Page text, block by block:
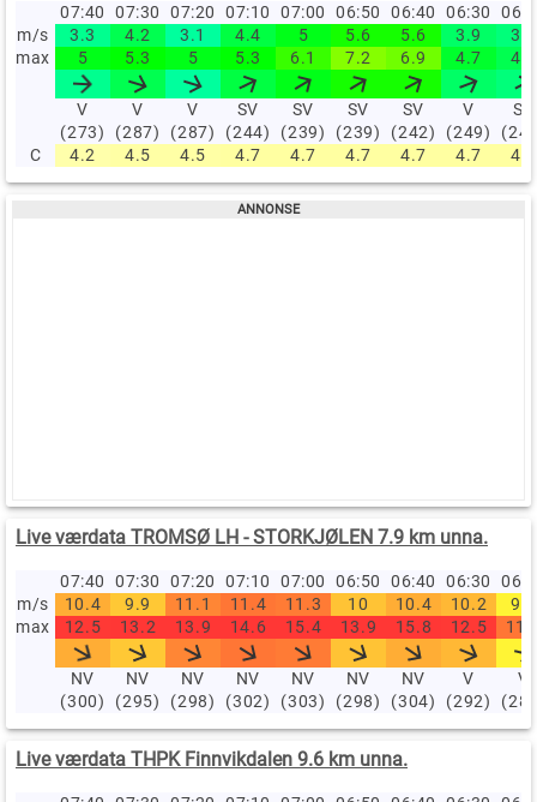
07:40 07:30 07:20 07:10 07:00 06:50 06:40 06:30
m/s
3.3 4.2 3.1 4.4 5 5.6 5.6 3.9
3.6
max
5 5.3 5 5.3 6.1 7.2 6.9 4.7 4.2
V
(273)
V
(287)
V
(287)
SV
(244)
SV
(239)
SV
(239)
SV
(242)
V
(249)
SV
C
4.2 4.5 4.5 4.7 4.7 4.7 4.7 4.7 4.7
Live værdata TROMSØ LH - STORKJØLEN 7.9 km unna.
07:40 07:30 07:20 07:10 07:00 06:50 06:40 06:30
m/s
10.4 9.9 11.1 11.4 11.3 10 10.4 10.2
9.1
max
12.5 13.2 13.9 14.6 15.4 13.9 15.8 12.5
NV
(300)
NV
(295)
NV
(298)
NV
(302)
NV
(303)
NV
(298)
NV
(304)
V
(292)
V
Live værdata THPK Finnvikdalen 9.6 km unna.